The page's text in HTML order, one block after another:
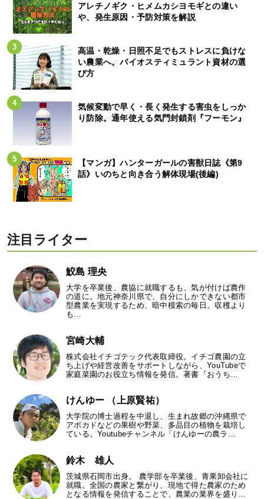
アレチノギク・ヒメムカシヨモギとの違い
や、発生原因・予防対策を解説
高温・乾燥・日照不足でもストレスに負けな
い農業へ。バイオスティミュラント資材の選
び方
気候変動で早く・長く発生する害虫をしっか
り防除。通年使える気門封鎖剤『フーモン』
【マンガ】ハンターガールの害獣日誌《第9
話》いのちと向き合う解体現場(後編)
注目ライター
鮫島 理央
大学を卒業後、農協に就職するも、気が付けば農作
の道に。地元神奈川県で、自分にしかできない都市
型農業を実現するため、暗中模索の毎日。収穫より
も…
宮崎大輔
株式会社イチゴテック代表取締役。イチゴ農園の立
ち上げや経営改善をサポートしながら、YouTubeで
家庭菜園のお役立ち情報を発信。著書『おうち…
けんゆー （上原賢祐）
大学院の博士過程を中退し、生まれ故郷の沖縄県で
アボカドなどの果樹や野菜、多品目の植物を栽培し
ている。Youtubeチャンネル「けんゆーの農ラ…
鈴木 雄人
茨城県石岡市出身。 農学部を卒業後、青果卸会社に
就職。全国の農家と繋がり、現地で得た農家のため
となる情報を発信することで、農業の業界を盛り…